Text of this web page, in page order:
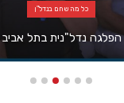
כל מה שחם בנדל"ן
הפלגה נדל"נית בתל אביב